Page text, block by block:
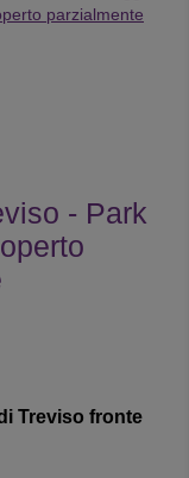
parzialmente
- Park
Treviso fronte